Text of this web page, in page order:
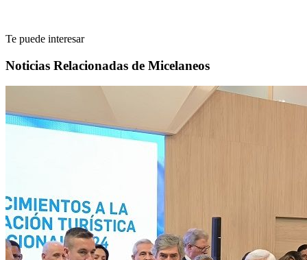
Te puede interesar
Noticias Relacionadas de Micelaneos